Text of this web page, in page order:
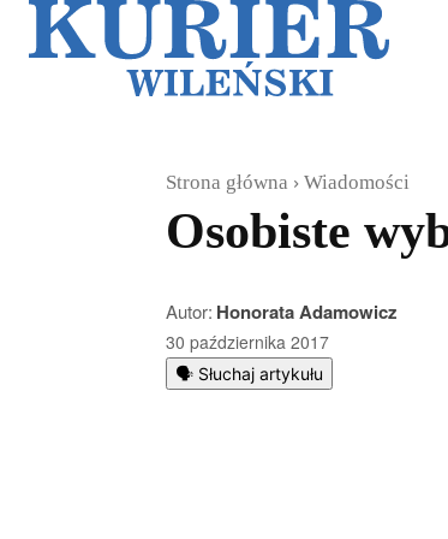
Strona główna Wiadomości
Osobiste
Autor: Honorata Adamowicz
30 października 2017
🗣️ Słuchaj artykułu